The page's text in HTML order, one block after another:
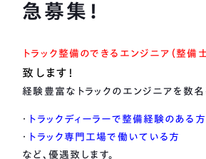
急募集！
トラック整備のできるエンジニア（整備士
致します！
経験豊富なトラックのエンジニアを数名
・
トラックディーラーで整備経験のある方
・
トラック専門工場で働いている方
など、優遇致します。